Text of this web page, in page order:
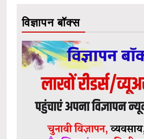
विज्ञापन बॉक्स